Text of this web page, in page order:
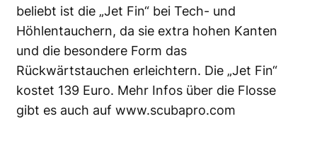
beliebt ist die „Jet Fin“ bei Tech- und
Höhlentauchern, da sie extra hohen Kanten
und die besondere Form das
Rückwärtstauchen erleichtern. Die „Jet Fin“
kostet 139 Euro. Mehr Infos über die Flosse
gibt es auch auf www.scubapro.com